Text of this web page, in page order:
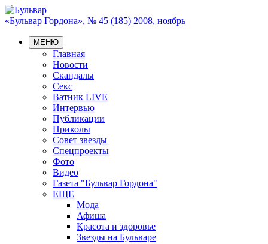
«Бульвар Гордона», № 45 (185) 2008, ноябрь
МЕНЮ
Главная
Новости
Скандалы
Секс
Ватник LIVE
Интервью
Публикации
Приколы
Совет звезды
Спецпроекты
Фото
Видео
Газета "Бульвар Гордона"
ЕЩЕ
Мода
Афиша
Красота и здоровье
Звезды на Бульваре